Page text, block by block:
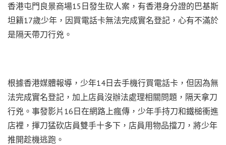
香港屯門良景商場15日發生砍人案，有香港身分證的巴基斯
坦籍17歲少年，因買電話卡無法完成實名登記，心有不滿於
是隔天帶刀行兇。
根據香港媒體報導，少年14日去手機行買電話卡，但因為無
法完成實名登記，加上店員沒辦法處理相關問題，隔天拿刀
行兇。事發影片16日在網路上瘋傳，少年手持刀和鐵槌衝進
店裡，揮刀猛砍店員雙手十多下，店員用物品擋刀，將少年
推開趁機逃跑。